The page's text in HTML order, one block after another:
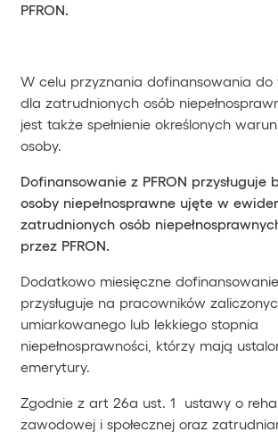
PFRON.
W celu przyznania dofinansowania do
dla zatrudnionych osób
jest także spełnienie określonych
osoby.
Dofinansowanie z PFRON przysługuje
osoby niepełnosprawne ujęte w
zatrudnionych osób
przez PFRON.
Dodatkowo miesięczne
przysługuje na pracowników
umiarkowanego lub lekkiego stopnia
niepełnosprawności, którzy mają
emerytury.
Zgodnie z art 26a ust. 1 ustawy o
zawodowej i społecznej oraz